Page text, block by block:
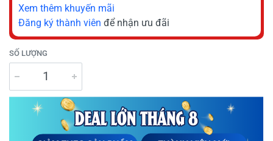
Xem thêm khuyến mãi
Đăng ký thành viên để nhận ưu đãi
SỐ LƯỢNG